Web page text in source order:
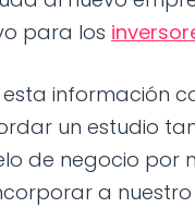
para los
información
un estudio
de negocio por
a nuestro